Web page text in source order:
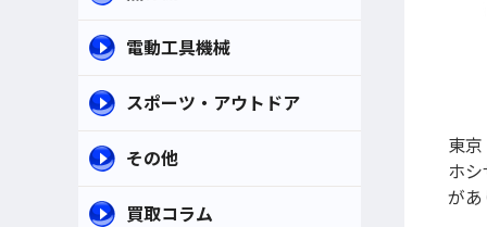
東
ホ
があ
電動工具機械
スポーツ・アウトドア
その他
買取コラム